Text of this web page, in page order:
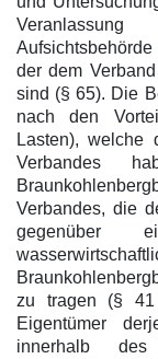
der dem
sind (§ 65). Die
nach den
Lasten), welche
Verbandes
Verbandes, die
gegenüber
zu tragen (§
Eigentümer
innerhalb des